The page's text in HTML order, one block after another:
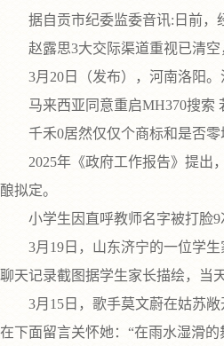
据自贡市纪委监委音讯:日前，经
赵露思3大交际渠道重视已清空
3月20日（发布），河南洛阳。
马来西亚同意重启MH370搜索
千禾0居然仅仅个商标和是否零
2025年《政府工作报告》提出，
酿拟定。
小学生因直呼教师名字被打脸9
3月19日，山东济宁的一位学生
聊天记录截图据学生家长描绘，当
3月15日，歌手莫文蔚在姑苏敞
在下面留言关怀她：“在雨水湿滑